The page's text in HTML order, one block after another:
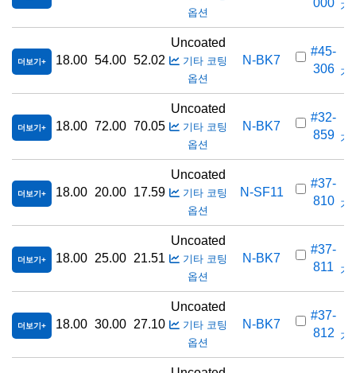
옵션
000 가
더보기 18.00 54.00 52.02
Uncoated
기타 코팅
옵션
N-BK7
#45-
306 가
더보기 18.00 72.00 70.05
Uncoated
기타 코팅
옵션
N-BK7
#32-
859 가
더보기 18.00 20.00 17.59
Uncoated
기타 코팅
옵션
N-SF11
#37-
810 가
더보기 18.00 25.00 21.51
Uncoated
기타 코팅
옵션
N-BK7
#37-
811
가
더보기 18.00 30.00 27.10
Uncoated
기타 코팅
옵션
N-BK7
#37-
812 가